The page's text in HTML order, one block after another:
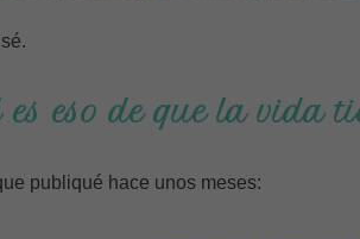
es eso de que la vida
publiqué hace unos meses: